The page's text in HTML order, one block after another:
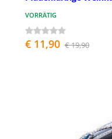
VORRÄTIG
€ 11,90 € 19,90